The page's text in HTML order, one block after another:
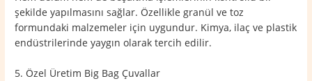
şekilde yapılmasını sağlar. Özellikle granül ve toz
formundaki malzemeler için uygundur. Kimya, ilaç ve plastik
endüstrilerinde yaygın olarak tercih edilir.
5. Özel Üretim Big Bag Çuvallar